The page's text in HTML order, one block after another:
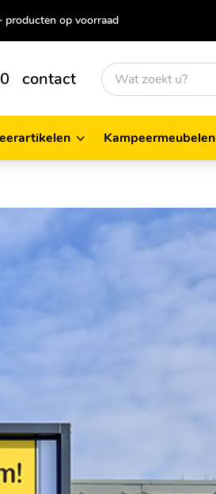
producten op voorraad
contact
Kampeermeubelen